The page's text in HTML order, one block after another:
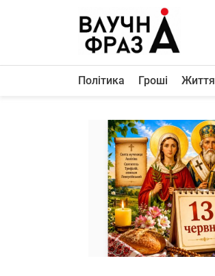
Політика
Життя
Лайфстайл
ТехноНаука
Людина
Корисності
Політика Гроші Життя